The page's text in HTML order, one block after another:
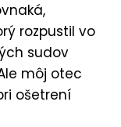
rozpustil vo
sudov
môj otec
ošetrení